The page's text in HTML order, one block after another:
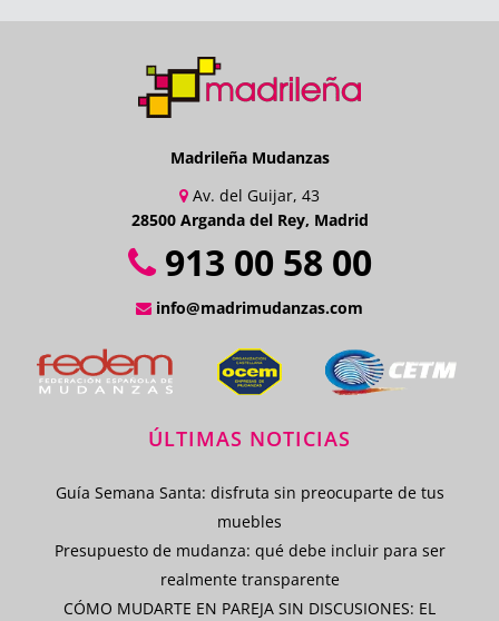
Madrileña Mudanzas
Av. del Guijar, 43
28500 Arganda del Rey, Madrid
913 00 58 00
info@madrimudanzas.com
ÚLTIMAS NOTICIAS
Guía Semana Santa: disfruta sin preocuparte de tus
muebles
Presupuesto de mudanza: qué debe incluir para ser
realmente transparente
CÓMO MUDARTE EN PAREJA SIN DISCUSIONES: EL